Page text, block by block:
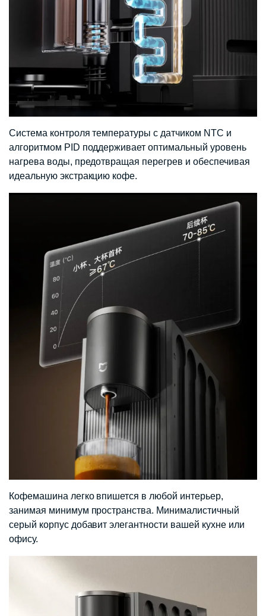
Система контроля температуры с датчиком NTC и
алгоритмом PID поддерживает оптимальный уровень
нагрева воды, предотвращая перегрев и обеспечивая
идеальную экстракцию кофе.​
Кофемашина легко впишется в любой интерьер,
занимая минимум пространства. Минималистичный
серый корпус добавит элегантности вашей кухне или
офису.​